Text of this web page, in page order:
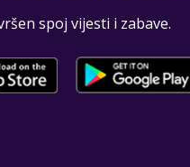
spoj vijesti i zabave.